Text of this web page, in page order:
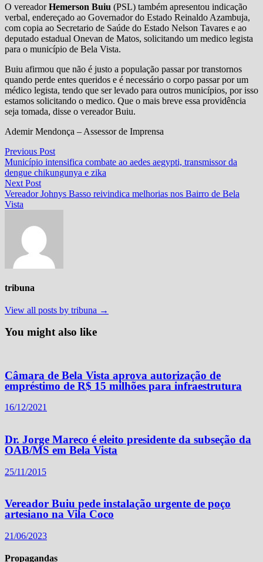
O vereadorHemerson Buiu (PSL) também apresentou indicação
verbal, endereçado ao Governador do Estado Reinaldo Azambuja,
com copia ao Secretario de Saúde do Estado Nelson Tavares e ao
deputado estadual Onevan de Matos, solicitando um medico legista
para o município de Bela Vista.
Buiu afirmou que não é justo a população passar por transtornos
quando perde entes queridos e é necessário o corpo passar por um
médico legista, tendo que ser levado para outros municípios, por isso
estamos solicitando o medico. Que o mais breve essa providência
seja tomada, disse o vereador Buiu.
Ademir Mendonça – Assessor de Imprensa
Navegação
de
Post
Previous PostPrevious
post:
Município intensifica combate ao aedes aegypti, transmissor da
dengue chikungunya e zika
Next PostNext
post:
Vereador Johnys Basso reivindica melhorias nos Bairro de Bela
Vista
tribuna
View all posts by tribuna →
You might also like
Câmara de Bela Vista aprova autorização de
empréstimo de R$ 15 milhões para infraestrutura
16/12/2021
Dr. Jorge Mareco é eleito presidente da subseção da
OAB/MS em Bela Vista
25/11/2015
Vereador Buiu pede instalação urgente de poço
artesiano na Vila Coco
21/06/2023
Propagandas